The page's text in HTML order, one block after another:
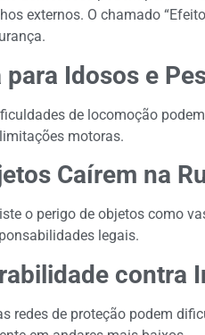
externos. O chamado
Idosos e
de locomoção
motoras.
Caírem na
o perigo de objetos como
legais.
contra
redes de proteção podem